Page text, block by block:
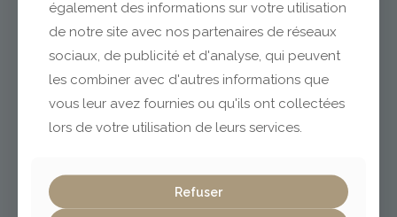
également des informations sur votre utilisation
de notre site avec nos partenaires de réseaux
sociaux, de publicité et d'analyse, qui peuvent
les combiner avec d'autres informations que
vous leur avez fournies ou qu'ils ont collectées
lors de votre utilisation de leurs services.
Refuser